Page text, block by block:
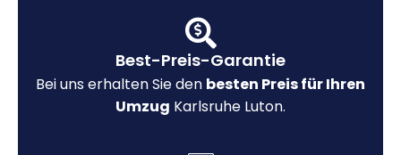
Best-Preis-Garantie
Bei uns erhalten Sie den besten Preis für Ihren
Umzug Karlsruhe Luton.